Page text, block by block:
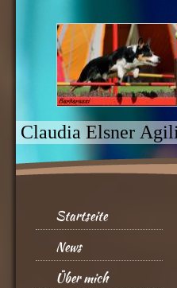
Claudia
Startseite
News
Über mich